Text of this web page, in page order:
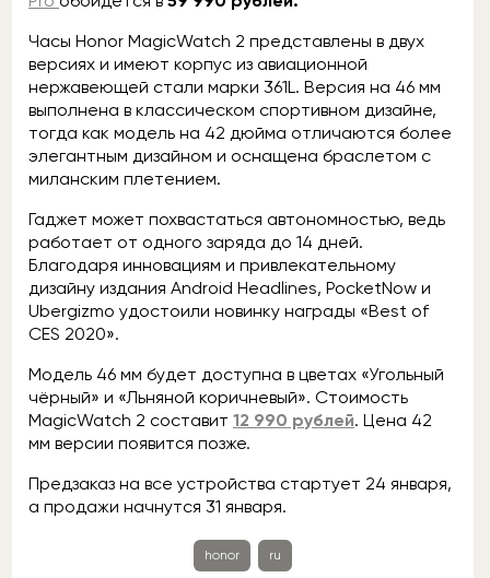
Часы Honor MagicWatch 2 представлены в двух
версиях и имеют корпус из авиационной
нержавеющей стали марки 361L. Версия на 46 мм
выполнена в классическом спортивном дизайне,
тогда как модель на 42 дюйма отличаются более
элегантным дизайном и оснащена браслетом с
миланским плетением.
Гаджет может похвастаться автономностью, ведь
работает от одного заряда до 14 дней.
Благодаря инновациям и привлекательному
дизайну издания Android Headlines, PocketNow и
Ubergizmo удостоили новинку награды «Best of
CES 2020».
Модель 46 мм будет доступна в цветах «Угольный
чёрный» и «Льняной коричневый». Стоимость
MagicWatch 2 составит 12 990 рублей. Цена 42
мм версии появится позже.
Предзаказ на все устройства стартует 24 января,
а продажи начнутся 31 января.
honor ru